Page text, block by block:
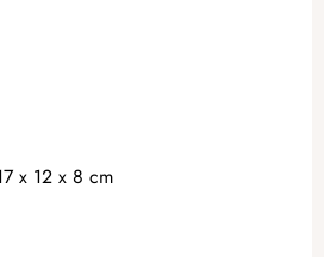
x 12 x 8 cm